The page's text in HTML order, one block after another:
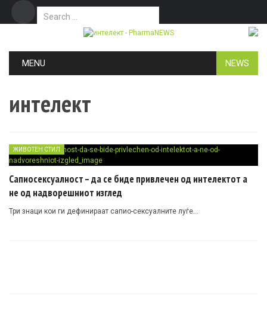
Search for:
MENU NEWS
интелект
ЖИВОТЕН СТИЛ
Сапиосексуалност – да се биде привлечен од интелектот а
не од надворешниот изглед
Три знаци кои ги дефинираат сапио-сексуалните луѓе…